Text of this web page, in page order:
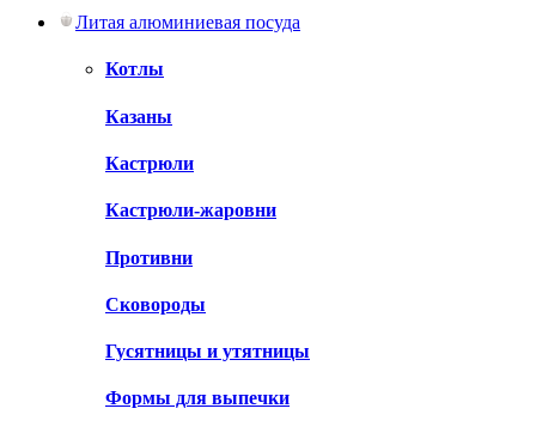
Литая алюминиевая посуда
Котлы
Казаны
Кастрюли
Кастрюли-жаровни
Противни
Сковороды
Гусятницы и утятницы
Формы для выпечки